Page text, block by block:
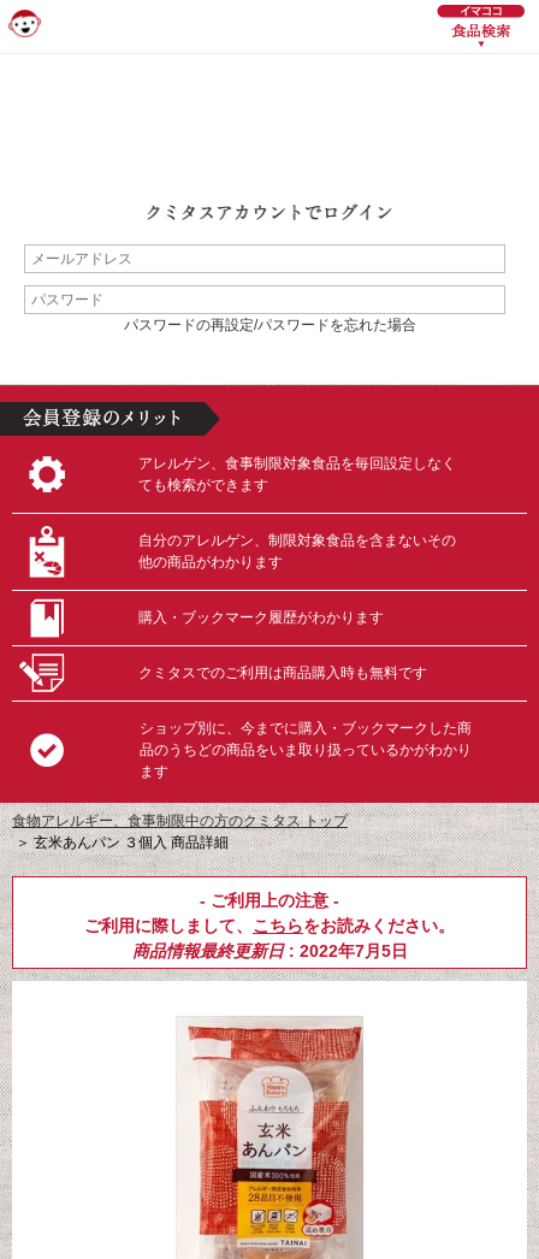
パスワードの再設定/パスワードを忘れた場合
アレルゲン、食事制限対象食品を毎回設定しなく
ても検索ができます
自分のアレルゲン、制限対象食品を含まないその
他の商品がわかります
購入・ブックマーク履歴がわかります
クミタスでのご利用は商品購入時も無料です
ショップ別に、今までに購入・ブックマークした商
品のうちどの商品をいま取り扱っているかがわかり
ます
食物アレルギー、食事制限中の方のクミタス トップ
＞玄米あんパン ３個入 商品詳細
- ご利用上の注意 -
ご利用に際しまして、 こちらをお読みください。
商品情報最終更新日: 2022年7月5日